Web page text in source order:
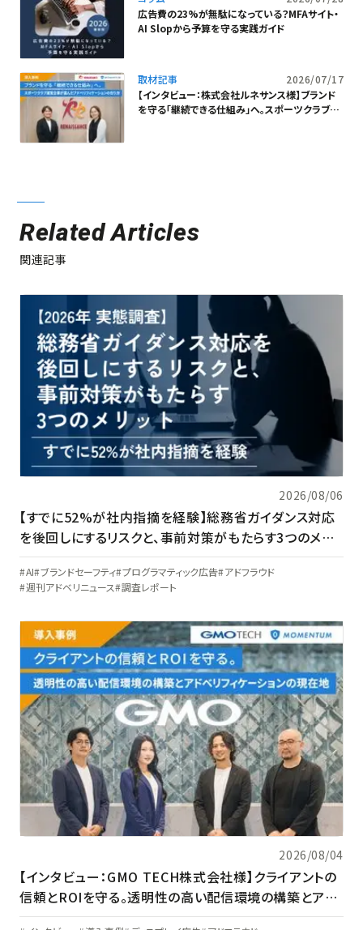
広告費の23%が無駄になっている？MFAサイト・
AI Slopから予算を守る実践ガイド
取材記事
2026/07/17
【インタビュー：株式会社ルネサンス様】ブランド
を守る「継続できる仕組み」へ。スポーツクラブ運
Related Articles
関連記事
2026/08/06
【すでに52%が社内指摘を経験】総務省ガイダンス対応
を後回しにするリスクと、事前対策がもたらす3つのメリ
ット
AI ブランドセーフティ プログラマティック広告 アドフラウド
週刊アドベリニュース 調査レポート
2026/08/04
【インタビュー：GMO TECH株式会社様】クライアントの
信頼とROIを守る。透明性の高い配信環境の構築とアド
ベリフィケーションの現在地